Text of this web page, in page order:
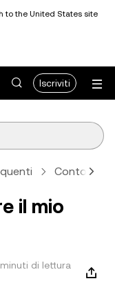
to the United States site
Iscriviti
Conto,
il mio
di lettura